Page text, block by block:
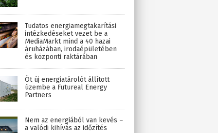
Tudatos energiamegtakarítási
intézkedéseket vezet be a
MediaMarkt mind a 40 hazai
áruházában, irodaépületében
és központi raktárában
Öt új energiatárolót állított
üzembe a Futureal Energy
Partners
Nem az energiából van kevés –
a valódi kihívás az időzítés